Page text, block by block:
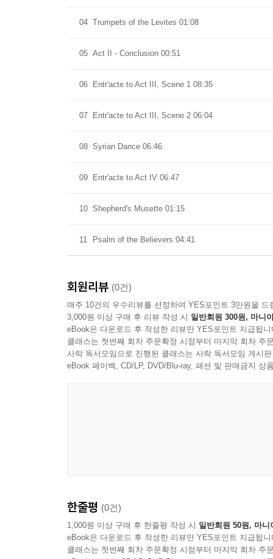
04 Trumpets of the Levites 01:08
05 Act II - Conclusion 00:51
06 Entr'acte to Act III, Scene 1 08:35
07 Entr'acte to Act III, Scene 2 06:04
08 Syrian Dance 06:46
09 Entr'acte to Act IV 06:47
10 Shepherd's Musette 01:15
11 Psalm of the Believers 04:41
회원리뷰 (0건)
매주 10건의 우수리뷰를 선정하여 YES포인트 3만원을 드
3,000원 이상 구매 후 리뷰 작성 시 일반회원 300원, 마니
eBook은 다운로드 후 작성한 리뷰만 YES포인트 지급됩니
클래스는 첫번째 회차 주문확정 시점부터 마지막 회차 주
사락 독서모임으로 진행된 클래스는 사락 독서모임 게시
eBook 페이백, CD/LP, DVD/Blu-ray, 패션 및 판매금지 상
한줄평 (0건)
1,000원 이상 구매 후 한줄평 작성 시 일반회원 50원, 마니
eBook은 다운로드 후 작성한 리뷰만 YES포인트 지급됩니
클래스는 첫번째 회차 주문확정 시점부터 마지막 회차 주